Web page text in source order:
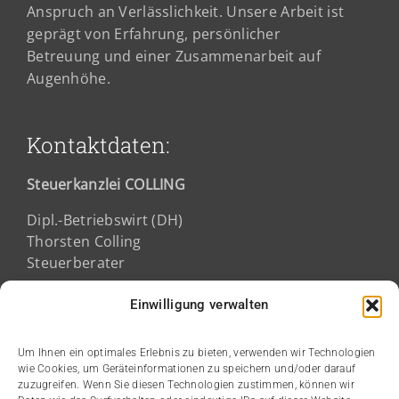
Einwilligung verwalten
Um Ihnen ein optimales Erlebnis zu bieten, verwenden wir Technologien
wie Cookies, um Geräteinformationen zu speichern und/oder darauf
zuzugreifen. Wenn Sie diesen Technologien zustimmen, können wir
Anspruch an Verlässlichkeit. Unsere Arbeit ist
geprägt von Erfahrung, persönlicher
Betreuung und einer Zusammenarbeit auf
Augenhöhe.
Kontaktdaten:
Steuerkanzlei COLLING
Dipl.-Betriebswirt (DH)
Thorsten Colling
Steuerberater
Fichtestraße 2a
Kanzleizeiten: